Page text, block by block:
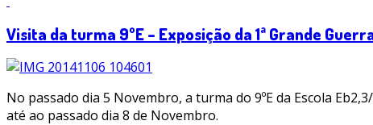
Visita da turma 9ºE – Exposição da 1ª Grande
No passado dia 5 Novembro, a turma do 9ºE da Escola
até ao passado dia 8 de Novembro.